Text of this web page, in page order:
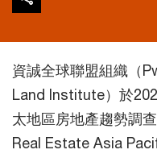
資誠全球聯盟組織（
Land Institute）於
太地區房地產趨勢調
Real Estate Asia